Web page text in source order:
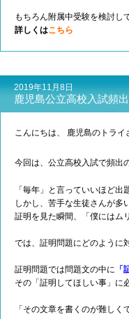
もちろん附属中受験を検討し
詳しくはこちら
2019年11月8日
鹿児島公立高校入試頻
こんにちは、 鹿児島のトライ
今回は、公立高校入試で頻出
「毎年」と言っていいほど
しかし、苦手な生徒さんが多
証明を見た瞬間、「僕にはム
では、証明問題にどのように
証明問題では問題文の中に 「
その「証明してほしい事」に
「その文章を書くのが難し